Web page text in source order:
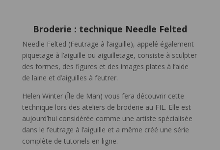
Broderie : technique Needle Felted
Needle Felted (Feutrage à l’aiguille), appelé également
piquetage à l’aiguille ou aiguilletage, consiste à sculpter
des formes, des figures et des images plates à l’aide
de laine et d’aiguilles à feutrer.
Helen Winter (Île de Man) vous fera découvrir cette
technique lors des ateliers de broderie au FIL. Elle est
aujourd’hui considérée comme une artiste spécialisée
dans le feutrage à l’aiguille et a même créé une série
complète de tutoriels en ligne.